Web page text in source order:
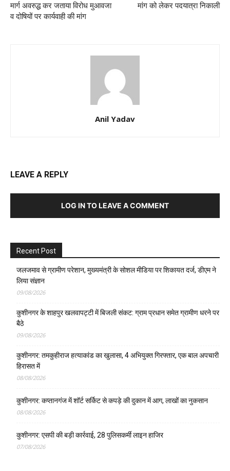
मार्ग अवरुद्ध कर जताया विरोध मुआवजा
व दोषियों पर कार्यवाही की मांग
मांग को लेकर पदयात्रा निकाली
Anil Yadav
LEAVE A REPLY
LOG IN TO LEAVE A COMMENT
Recent Post
जलजमाव से ग्रामीण परेशान, मुख्यमंत्री के सोशल मीडिया पर शिकायत दर्ज, डीएम ने
लिया संज्ञान
09/08/2026
कुशीनगर के शाहपुर खलवापट्टी में बिजली संकट: ग्राम प्रधान समेत ग्रामीण धरने पर
बैठे
09/08/2026
कुशीनगर: तमकुहीराज हत्याकांड का खुलासा, 4 अभियुक्त गिरफ्तार, एक बाल अपचारी
हिरासत में
08/08/2026
कुशीनगर: कप्तानगंज में शॉर्ट सर्किट से कपड़े की दुकान में आग, लाखों का नुकसान
08/08/2026
कुशीनगर: एसपी की बड़ी कार्रवाई, 28 पुलिसकर्मी लाइन हाजिर
07/08/2026